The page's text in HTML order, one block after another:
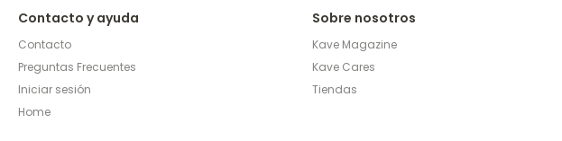
Sobre nosotros
Kave Magazine
Kave Cares
Tiendas
Contacto y ayuda
Contacto
Preguntas Frecuentes
Iniciar sesión
Home